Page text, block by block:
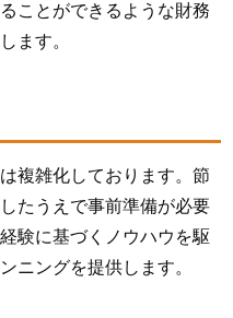
ことができるような財務
ます。
複雑化しております。節
たうえで事前準備が必要
験に基づくノウハウを駆
ニングを提供します。